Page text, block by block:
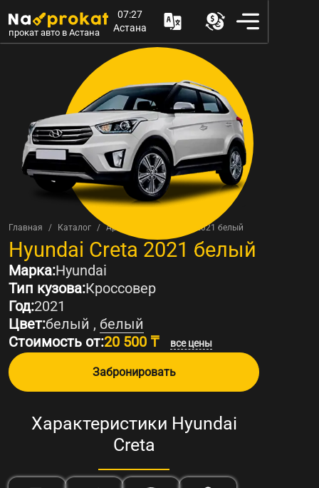
прокат авто в Астана
07:27
Астана
Главная Каталог Аренда Hyundai Creta 2021 белый
Аренда
Hyundai Creta 2021 белый
Марка:Hyundai
Тип кузова:Кроссовер
Год:2021
Цвет:белый , белый
Стоимость от:20 500 ₸ все цены
Забронировать
Характеристики Hyundai
Creta